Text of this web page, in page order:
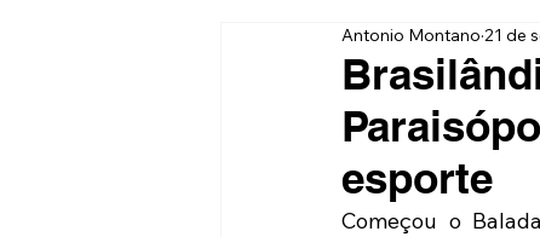
esporte
Antonio Montano 21 de
Começou o